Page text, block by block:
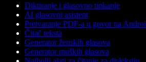
Diktiranje i glasovno tipkanje
AI glasovni asistent
Pretvaranje PDF-a u govor na
Čitač teksta
Generator ženskih glasova
Generator muških glasova